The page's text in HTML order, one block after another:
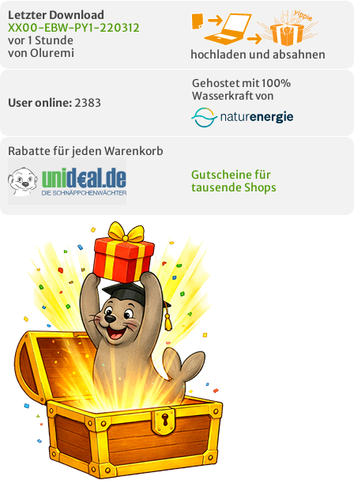
Letzter Download
XX00-EBW-PY1-220312
vor 1 Stunde
von Oluremi
hochladen und absahnen
User online: 2383
Gehostet mit 100%
Wasserkraft von
Rabatte für jeden Warenkorb
Gutscheine für
tausende Shops